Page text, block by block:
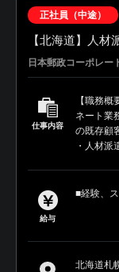
正社員（中途）
【北海道】人
日本郵政コーポレー
仕事内容
【職務
ネート業
の既存顧
・人材派
給与
■経験、
北海道札